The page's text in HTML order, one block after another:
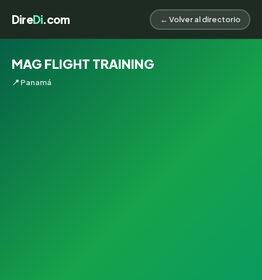
DireDi.com ← Volver al directorio
MAG FLIGHT TRAINING
📍 Panamá